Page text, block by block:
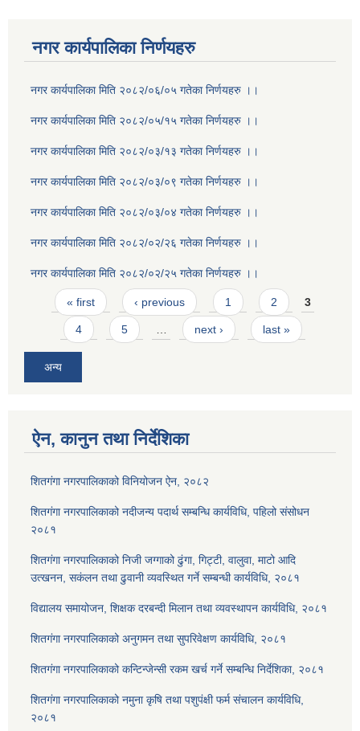
नगर कार्यपालिका निर्णयहरु
नगर कार्यपालिका मिति २०८२/०६/०५ गतेका निर्णयहरु ।।
नगर कार्यपालिका मिति २०८२/०५/१५ गतेका निर्णयहरु ।।
नगर कार्यपालिका मिति २०८२/०३/१३ गतेका निर्णयहरु ।।
नगर कार्यपालिका मिति २०८२/०३/०९ गतेका निर्णयहरु ।।
नगर कार्यपालिका मिति २०८२/०३/०४ गतेका निर्णयहरु ।।
नगर कार्यपालिका मिति २०८२/०२/२६ गतेका निर्णयहरु ।।
नगर कार्यपालिका मिति २०८२/०२/२५ गतेका निर्णयहरु ।।
Pages
« first ‹ previous 1 2 3
4 5 … next › last »
अन्य
ऐन, कानुन तथा निर्देशिका
शितगंगा नगरपालिकाको विनियोजन ऐन, २०८२
शितगंगा नगरपालिकाको नदीजन्य पदार्थ सम्बन्धि कार्यविधि, पहिलो संसोधन
२०८१
शितगंगा नगरपालिकाको निजी जग्गाको ढुंगा, गिट्टी, वालुवा, माटो आदि
उत्खनन, सकंलन तथा ढुवानी व्यवस्थित गर्ने सम्बन्धी कार्यविधि, २०८१
विद्यालय समायोजन, शिक्षक दरबन्दी मिलान तथा व्यवस्थापन कार्यविधि, २०८१
शितगंगा नगरपालिकाको अनुगमन तथा सुपरिवेक्षण कार्यविधि, २०८१
शितगंगा नगरपालिकाको कन्टिन्जेन्सी रकम खर्च गर्ने सम्बन्धि निर्देशिका, २०८१
शितगंगा नगरपालिकाको नमुना कृषि तथा पशुपंक्षी फर्म संचालन कार्यविधि,
२०८१